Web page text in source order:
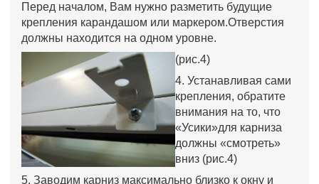
Перед началом, Вам нужно разметить будущие
крепления карандашом или маркером.Отверстия
должны находится на одном уровне.
(рис.4)
4. Устанавливая сами
крепления, обратите
внимания на то, что
«Усики»для карниза
должны «смотреть»
вниз (рис.4)
5. Заводим карниз максимально близко к окну и